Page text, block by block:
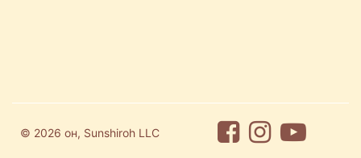
© 2026 он, Sunshiroh LLC